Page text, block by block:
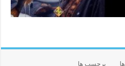
برچسب ها